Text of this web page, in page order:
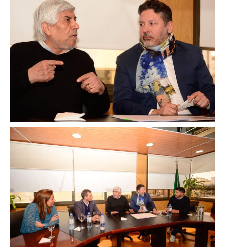
Secretaría de acción social
Secretaria de la vivienda
Sec. accidente de trabajo
Secretaría de fiscalización
Secretaría de política de transporte
Secretaría de asuntos seccionales
Secretaría de la Mujer
Secretaría de la juventud
Secretaría de formación política-sindical
Secretaría de derechos humanos
Secretaría igualdad de oportunidades y género
Secretaría asuntos jurídicos